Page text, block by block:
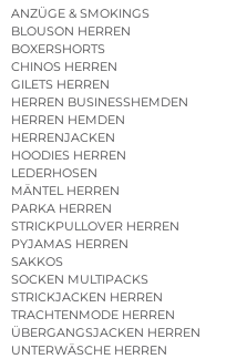
ANZÜGE & SMOKINGS
BLOUSON HERREN
BOXERSHORTS
CHINOS HERREN
GILETS HERREN
HERREN BUSINESSHEMDEN
HERREN HEMDEN
HERRENJACKEN
HOODIES HERREN
LEDERHOSEN
MÄNTEL HERREN
PARKA HERREN
STRICKPULLOVER HERREN
PYJAMAS HERREN
SAKKOS
SOCKEN MULTIPACKS
STRICKJACKEN HERREN
TRACHTENMODE HERREN
ÜBERGANGSJACKEN HERREN
UNTERWÄSCHE HERREN